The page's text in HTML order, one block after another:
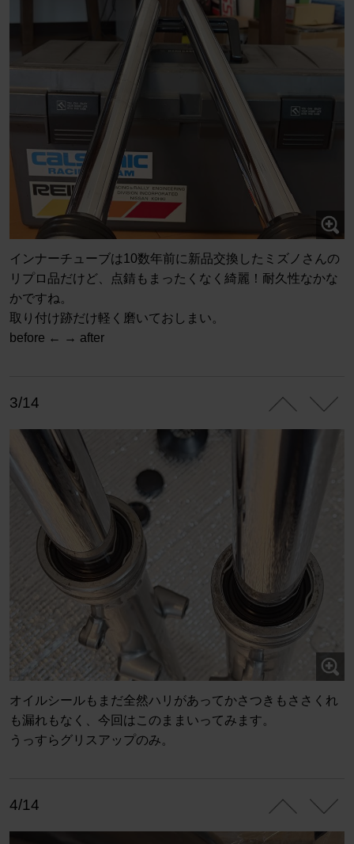
インナーチューブは10数年前に新品交換したミズノさんの
リプロ品だけど、点錆もまったくなく綺麗！耐久性なかな
かですね。
取り付け跡だけ軽く磨いておしまい。
before ← → after
3/14
オイルシールもまだ全然ハリがあってかさつきもささくれ
も漏れもなく、今回はこのままいってみます。
うっすらグリスアップのみ。
4/14